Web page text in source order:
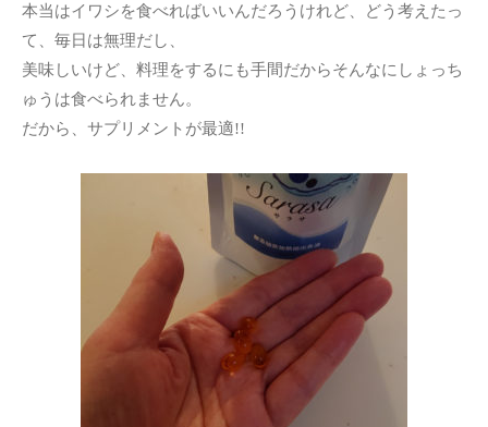
本当はイワシを食べればいいんだろうけれど、どう考えたっ
て、毎日は無理だし、
美味しいけど、料理をするにも手間だからそんなにしょっち
ゅうは食べられません。
だから、サプリメントが最適!!